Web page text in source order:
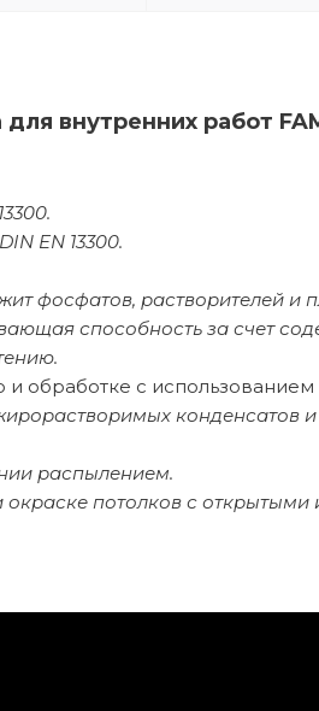
внутренних работ
EN 13300.
фосфатов, растворителей и
способность за счет
обработке с
конденсатов
распылением.
потолков с